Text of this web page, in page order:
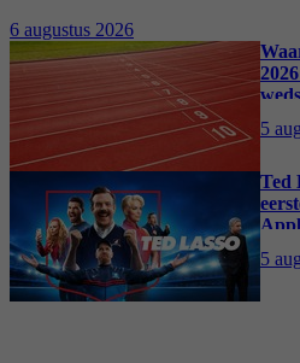
6 augustus 2026
5
Ted
5